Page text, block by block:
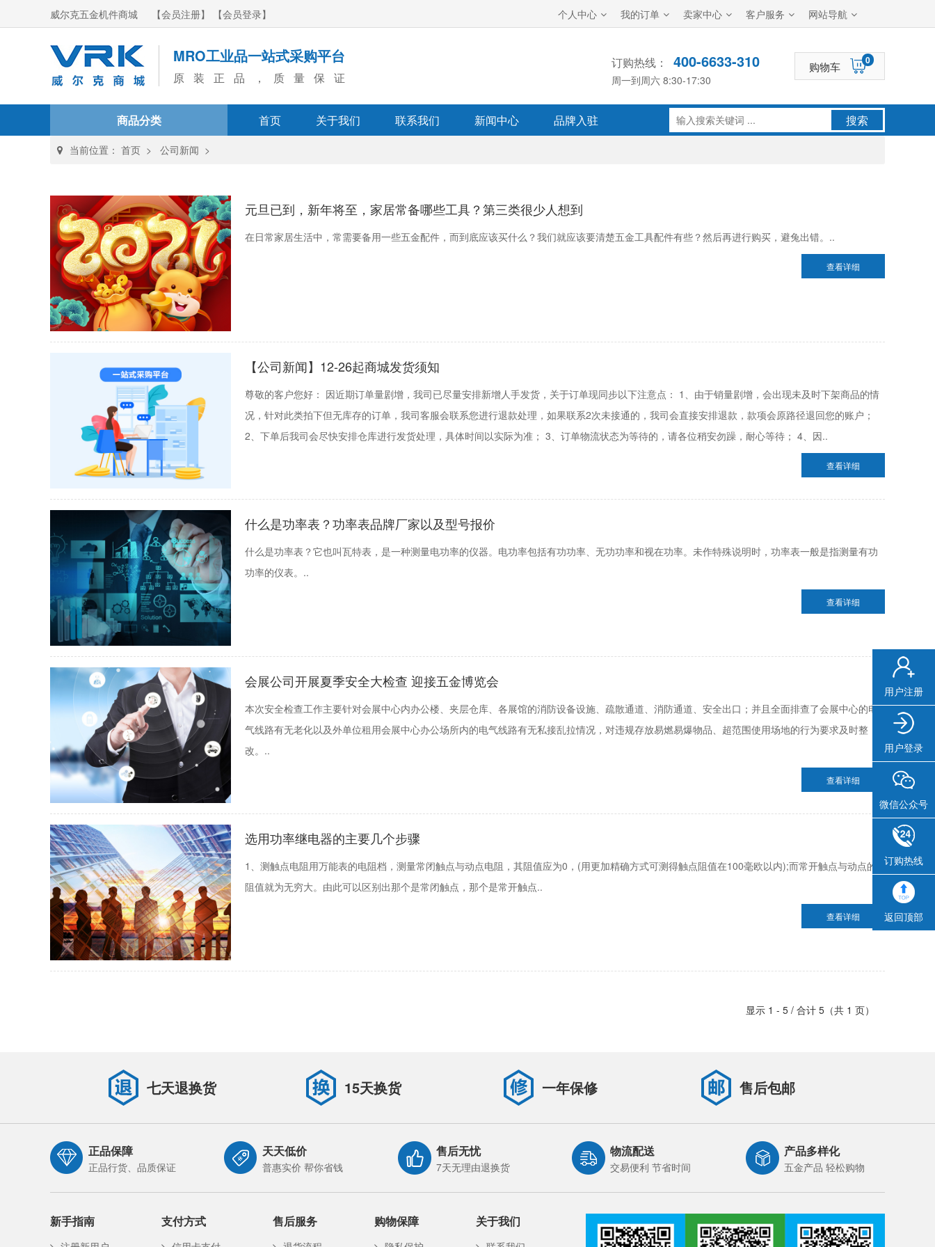
威尔克五金机件商城 【会员注册】 【会员登录】 个人中心 我的订单 卖家中心 客户服务 网站导航
MRO工业品一站式采购平台
原装正品，质量保证
订购热线： 400-6633-310
周一到周六 8:30-17:30
购物车 0
商品分类 首页 关于我们 联系我们 新闻中心 品牌入驻 搜索
当前位置： 首页 > 公司新闻 >
元旦已到，新年将至，家居常备哪些工具？第三类很少人想到
在日常家居生活中，常需要备用一些五金配件，而到底应该买什么？我们就应该要清楚五金工具配件有些？然后再进行购买，避兔出错。..
查看详细
【公司新闻】12-26起商城发货须知
尊敬的客户您好： 因近期订单量剧增，我司已尽量安排新增人手发货，关于订单现同步以下注意点： 1、由于销量剧增，会出现未及时下架商品的情
况，针对此类拍下但无库存的订单，我司客服会联系您进行退款处理，如果联系2次未接通的，我司会直接安排退款，款项会原路径退回您的账户；
2、下单后我司会尽快安排仓库进行发货处理，具体时间以实际为准； 3、订单物流状态为等待的，请各位稍安勿躁，耐心等待； 4、因..
查看详细
什么是功率表？功率表品牌厂家以及型号报价
什么是功率表？它也叫瓦特表，是一种测量电功率的仪器。电功率包括有功功率、无功功率和视在功率。未作特殊说明时，功率表一般是指测量有功
功率的仪表。..
查看详细
会展公司开展夏季安全大检查 迎接五金博览会
本次安全检查工作主要针对会展中心内办公楼、夹层仓库、各展馆的消防设备设施、疏散通道、消防通道、安全出口；并且全面排查了会展中心的电
气线路有无老化以及外单位租用会展中心办公场所内的电气线路有无私接乱拉情况，对违规存放易燃易爆物品、超范围使用场地的行为要求及时整
改。..
查看详细
选用功率继电器的主要几个步骤
1、测触点电阻用万能表的电阻档，测量常闭触点与动点电阻，其阻值应为0，(用更加精确方式可测得触点阻值在100毫欧以内);而常开触点与动点的
阻值就为无穷大。由此可以区别出那个是常闭触点，那个是常开触点..
查看详细
显示 1 - 5 / 合计 5（共 1 页）
七天退换货 15天换货 一年保修 售后包邮
正品保障
正品行货、品质保证
天天低价
普惠实价 帮你省钱
售后无忧
7天无理由退换货
物流配送
交易便利 节省时间
产品多样化
五金产品 轻松购物
新手指南 支付方式 售后服务 购物保障 关于我们
用户注册
用户登录
微信公众号
订购热线
返回顶部